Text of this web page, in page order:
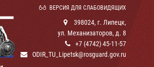
ВЕРСИЯ ДЛЯ СЛАБОВИДЯЩИХ
398024, г. Липецк,
ул. Механизаторов, д. 8
+7 (4742) 45-11-57
ODIR_TU_Lipetsk@rosguard.gov.ru